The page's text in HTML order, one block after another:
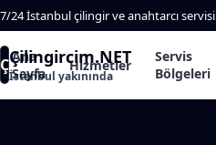
7/24 İstanbul çilingir ve anahtarcı servisi
ÇÇilingircim.NET
İstanbul yakınında
Ana
Sayfa
Hizmetler
Servis
Bölgeleri